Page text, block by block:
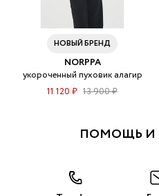
НОВЫЙ БРЕНД
NORPPA
укороченный пуховик алагир
11 120 ₽ 13 900 ₽
ПОМОЩЬ И